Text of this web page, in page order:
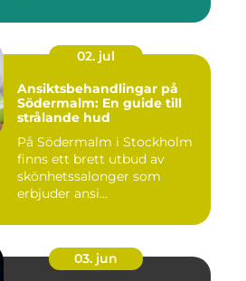
02. jul
Ansiktsbehandlingar på
Södermalm: En guide till
strålande hud
På Södermalm i Stockholm
finns ett brett utbud av
skönhetssalonger som
erbjuder ansi...
03. jun